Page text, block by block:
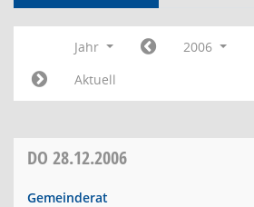
Jahr
2006
Aktuell
DO 28.12.2006
Gemeinderat